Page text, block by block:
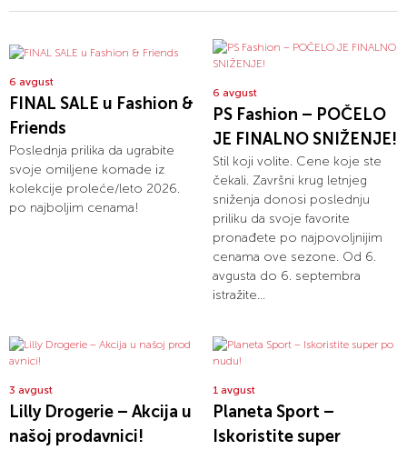
6 avgust
FINAL SALE u Fashion &
Friends
Poslednja prilika da ugrabite
svoje omiljene komade iz
kolekcije proleće/leto 2026.
po najboljim cenama!
6 avgust
PS Fashion – POČELO
JE FINALNO SNIŽENJE!
Stil koji volite. Cene koje ste
čekali. Završni krug letnjeg
sniženja donosi poslednju
priliku da svoje favorite
pronađete po najpovoljnijim
cenama ove sezone. Od 6.
avgusta do 6. septembra
istražite...
3 avgust
Lilly Drogerie – Akcija u
našoj prodavnici!
1 avgust
Planeta Sport –
Iskoristite super